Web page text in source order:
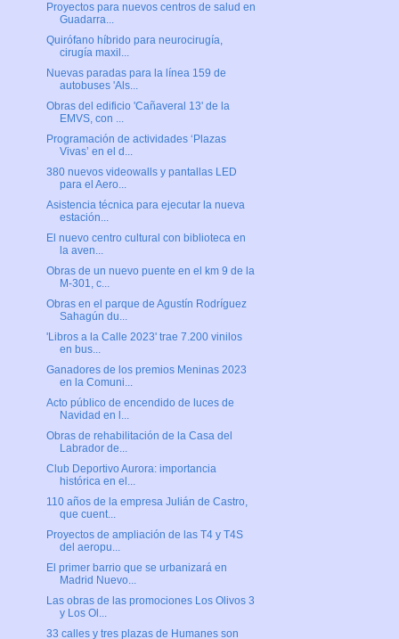
Proyectos para nuevos centros de salud en
Guadarra...
Quirófano híbrido para neurocirugía,
cirugía maxil...
Nuevas paradas para la línea 159 de
autobuses 'Als...
Obras del edificio 'Cañaveral 13' de la
EMVS, con ...
Programación de actividades ‘Plazas
Vivas’ en el d...
380 nuevos videowalls y pantallas LED
para el Aero...
Asistencia técnica para ejecutar la nueva
estación...
El nuevo centro cultural con biblioteca en
la aven...
Obras de un nuevo puente en el km 9 de la
M-301, c...
Obras en el parque de Agustín Rodríguez
Sahagún du...
'Libros a la Calle 2023' trae 7.200 vinilos
en bus...
Ganadores de los premios Meninas 2023
en la Comuni...
Acto público de encendido de luces de
Navidad en l...
Obras de rehabilitación de la Casa del
Labrador de...
Club Deportivo Aurora: importancia
histórica en el...
110 años de la empresa Julián de Castro,
que cuent...
Proyectos de ampliación de las T4 y T4S
del aeropu...
El primer barrio que se urbanizará en
Madrid Nuevo...
Las obras de las promociones Los Olivos 3
y Los Ol...
33 calles y tres plazas de Humanes son